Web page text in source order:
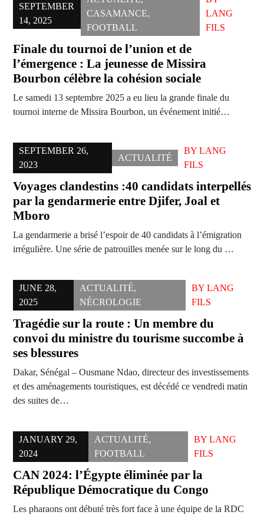
SEPTEMBER
14, 2025
CASAMANCE,
FOOTBALL
LANG
FILS
Finale du tournoi de l’union et de
l’émergence : La jeunesse de Missira
Bourbon célèbre la cohésion sociale
Le samedi 13 septembre 2025 a eu lieu la grande finale du
tournoi interne de Missira Bourbon, un événement initié…
SEPTEMBER 26,
2023
ACTUALITÉ
BY LANG
FILS
Voyages clandestins :40 candidats interpellés
par la gendarmerie entre Djifer, Joal et
Mboro
La gendarmerie a brisé l’espoir de 40 candidats à l’émigration
irrégulière. Une série de patrouilles menée sur le long du …
JUNE 28,
2025
ACTUALITÉ,
NÉCROLOGIE
BYLANG
FILS
Tragédie sur la route : Un membre du
convoi du ministre du tourisme succombe à
ses blessures
Dakar, Sénégal – Ousmane Ndao, directeur des investissements
et des aménagements touristiques, est décédé ce vendredi matin
des suites de…
JANUARY 29,
2024
ACTUALITÉ,
FOOTBALL
BY LANG
FILS
CAN 2024: l’Égypte éliminée par la
République Démocratique du Congo
Les pharaons ont débuté très fort face à une équipe de la RDC